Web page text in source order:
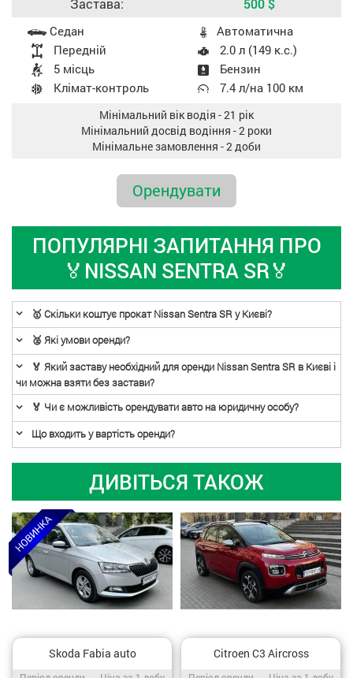
Характеристики авто
Седан
Aвтоматична
Передній
2.0 л (149 к.с.)
5 місць
Бензин
Клімат-контроль
7.4 л/на 100 км
Мінімальний вік водія - 21 рік
Мінімальний досвід водіння - 2 роки
Мінімальне замовлення - 2 доби
Oрендувати
ПОПУЛЯРНI ЗАПИТАННЯ ПРО
🏅NISSAN SENTRA SR🏅
🥇 Скільки коштує прокат Nissan Sentra SR у Києві?
🥈 Які умови оренди?
🏅 Який заставу необхідний для оренди Nissan Sentra SR в Києві і
чи можна взяти без застави?
🏅 Чи є можливість орендувати авто на юридичну особу?
Що входить у вартість оренди?
ДИВІТЬСЯ ТАКОЖ
Skoda Fabia auto Citroen C3 Aircross